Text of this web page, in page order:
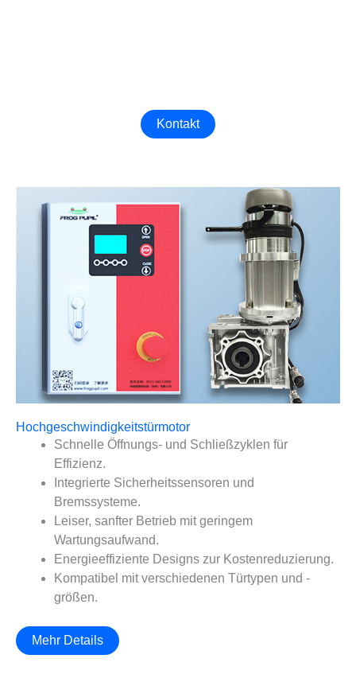
Kontakt
Hochgeschwindigkeitstürmotor
Schnelle Öffnungs- und Schließzyklen für
Effizienz.
Integrierte Sicherheitssensoren und
Bremssysteme.
Leiser, sanfter Betrieb mit geringem
Wartungsaufwand.
Energieeffiziente Designs zur Kostenreduzierung.
Kompatibel mit verschiedenen Türtypen und -
größen.
Mehr Details